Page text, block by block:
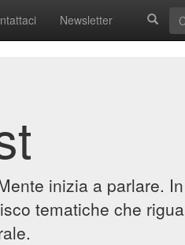
Newsletter
inizia a parlare.
tematiche che